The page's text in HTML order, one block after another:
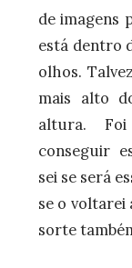
de imagens
está dentro
olhos.
mais alto
altura.
conseguir
sei se será
se o voltarei
sorte